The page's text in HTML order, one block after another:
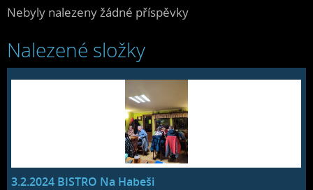
Nebyly nalezeny žádné příspěvky
Nalezené složky
3.2.2024 BISTRO Na Habeši